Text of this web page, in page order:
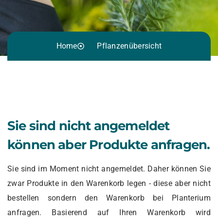
Home Pflanzenübersicht
Sie sind nicht angemeldet
können aber Produkte anfragen.
Sie sind im Moment nicht angemeldet. Daher können Sie
zwar Produkte in den Warenkorb legen - diese aber nicht
bestellen sondern den Warenkorb bei Planterium
anfragen. Basierend auf Ihren Warenkorb wird